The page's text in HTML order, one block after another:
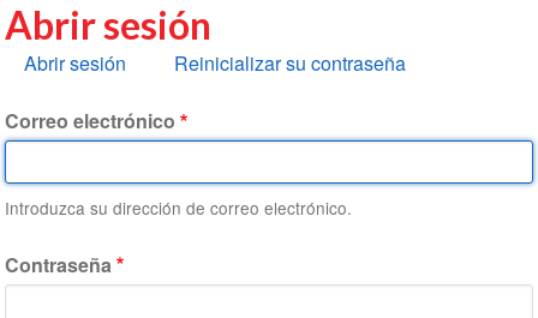
Abrir sesión
Solapas
Abrir sesión Reinicializar su contraseña
Correo electrónico
Introduzca su dirección de correo electrónico.
Contraseña